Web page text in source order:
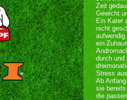
Zeit
Gewicht
Ein Kater
nicht
ein
durch und
Stress
Ab
sie
die